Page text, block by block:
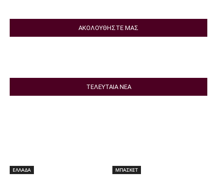
ΑΚΟΛΟΥΘΗΣΤΕ ΜΑΣ
ΤΕΛΕΥΤΑΙΑ ΝΕΑ
ΕΛΛΑΔΑ ΜΠΑΣΚΕΤ